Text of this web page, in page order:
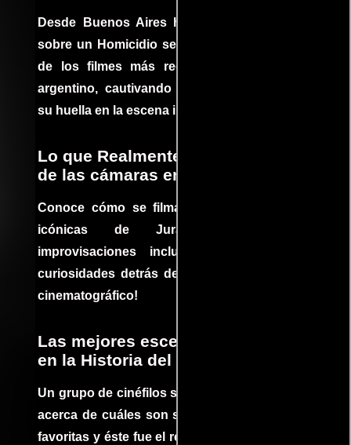
Desde Buenos Aires hasta el mundo, Tesis
sobre un Homicidio se ha convertido en uno
de los filmes más recomendados del cine
argentino, cautivando audiencias y dejando
su huella en la escena internacional.
Lo que Realmente Sucedió detrás
de las cámaras en Jurassic Park
Conoce cómo se filmaron algunas escenas
icónicas de Jurassic Park, con
improvisaciones incluidas. ¡Descubre las
curiosidades detrás del rodaje de un clásico
cinematográfico!
Las mejores escenas de acción
en la Historia del cine
Un grupo de cinéfilos se juntaron para debatir
acerca de cuáles son sus escenas de acción
favoritas y éste fue el resultado. No te pierdas